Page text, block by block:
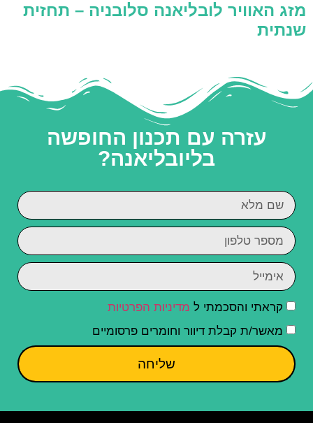
מזג האוויר לובליאנה סלובניה – תחזית
שנתית
עזרה עם תכנון החופשה
בליובליאנה?
קראתי והסכמתי ל מדיניות הפרטיות
מאשר/ת קבלת דיוור וחומרים פרסומיים
שליחה